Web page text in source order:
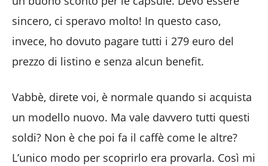
sincero, ci speravo molto! In questo caso,
invece, ho dovuto pagare tutti i 279 euro del
prezzo di listino e senza alcun benefit.
Vabbè, direte voi, è normale quando si acquista
un modello nuovo. Ma vale davvero tutti questi
soldi? Non è che poi fa il caffè come le altre?
L’unico modo per scoprirlo era provarla. Così mi